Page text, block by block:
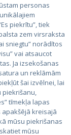
personas
piekrītu”, tiek
zem virsraksta
sniegtu” norādītos
vai atsaucot
Ja izsekošanas
un reklāmām
šai izvēlnei, lai
piekrišanu,
tīmekļa lapas
kreisajā
mūsu piekrišanas
mūsu